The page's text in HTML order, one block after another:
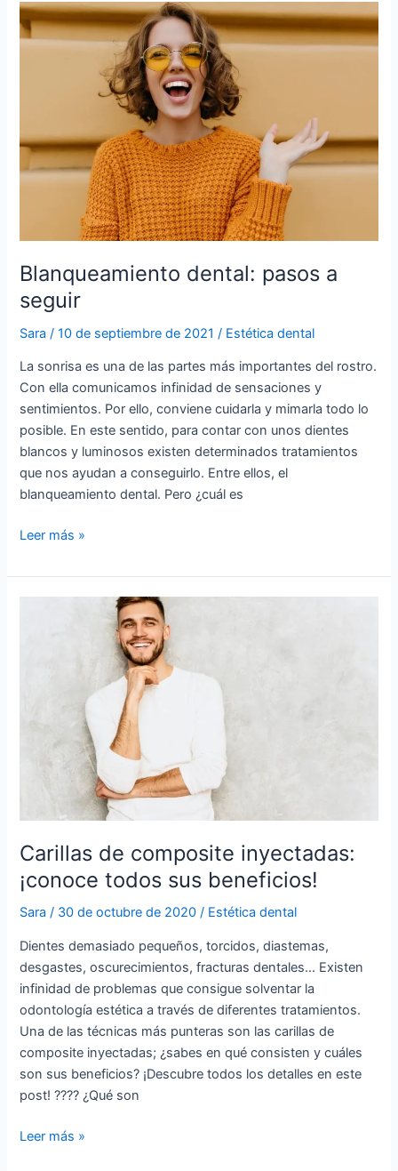
Blanqueamiento dental: pasos a
seguir
Sara/10 de septiembre de 2021/ Estética dental
La sonrisa es una de las partes más importantes del rostro.
Con ella comunicamos infinidad de sensaciones y
sentimientos. Por ello, conviene cuidarla y mimarla todo lo
posible. En este sentido, para contar con unos dientes
blancos y luminosos existen determinados tratamientos
que nos ayudan a conseguirlo. Entre ellos, el
blanqueamiento dental. Pero ¿cuál es
Blanqueamiento
dental:
Leer más »
Carillas de composite inyectadas:
¡conoce todos sus beneficios!
Sara/ 30 de octubre de 2020/ Estética dental
Dientes demasiado pequeños, torcidos, diastemas,
desgastes, oscurecimientos, fracturas dentales… Existen
infinidad de problemas que consigue solventar la
odontología estética a través de diferentes tratamientos.
Una de las técnicas más punteras son las carillas de
composite inyectadas; ¿sabes en qué consisten y cuáles
son sus beneficios? ¡Descubre todos los detalles en este
post! ???? ¿Qué son
beneficios!
Leer más »